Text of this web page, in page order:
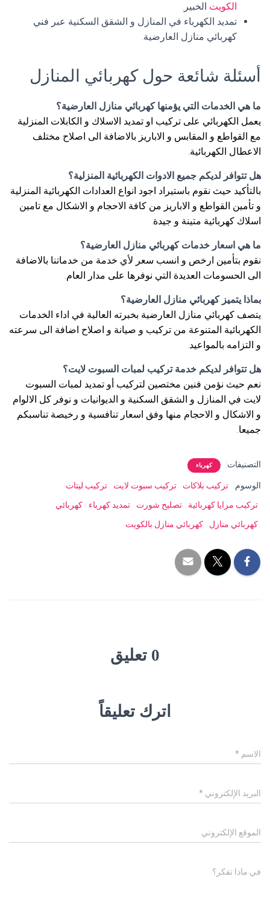
الكويت الخبير.
تمديد الكهرباء في المنازل و الشقق السكنية عبر فني
كهربائي منازل العارضية.
أسئلة شائعة حول كهربائي المنازل
ما هي الخدمات التي يؤمنها كهربائي منازل العارضية؟
يعمل الكهربائي على تركيب او تمديد الاسلاك و الكابلات المنزلية
مع القواطع و المقابس و الاباريز بالاضافة الى اصلاح مختلف
الاعطال الكهربائية.
هل تتوافر لديكم جميع الادوات الكهربائية المنزلية؟
بالتأكيد حيث نقوم باستيراد اجود انواع العدادات الكهربائية المنزلية
و تأمين القواطع و الاباريز من كافة الاحجام و الاشكال مع تامين
اسلاك كهربائية متينة و جيدة.
ما هي اسعار خدمات كهربائي منازل العارضية؟
نقوم بتأمين ارخص و انسب سعر لأي خدمة من خدماتنا بالاضافة
الى الحسومات العديدة التي نوفرها على مدار العام.
بماذا يتميز كهربائي منازل العارضية؟
يتصف كهربائي منازل العارضية بخبرته العالية في اداء الخدمات
الكهربائية المتنوعة من تركيب و صيانة و اصلاح اضافة الى سرعته
و التزامه بالمواعيد.
هل تتوافر لديكم خدمة تركيب لمبات السبوت لايت؟
نعم حيث نؤمن فنين مختصين لتركيب أو تمديد لمبات السبوت
لايت في المنازل و الشقق السكنية و الديوانيات و نوفر كل الالوام
و الاشكال و الاحجام منها وفق اسعار تنافسية و رخيصة تناسبكم
جميعا.
التصنيفات: كهرباء
الوسوم: تركيب بلاكات تركيب سبوت لايت
تركيب ليتات
تركيب مرايا كهربائية
تصليح شورت تمديد كهرباء
كهربائي
كهربائي منازل
كهربائي منازل بالكويت
0 تعليق
اترك تعليقاً
الاسم *
البريد الإلكتروني *
الموقع الإلكتروني
في ماذا تفكر؟